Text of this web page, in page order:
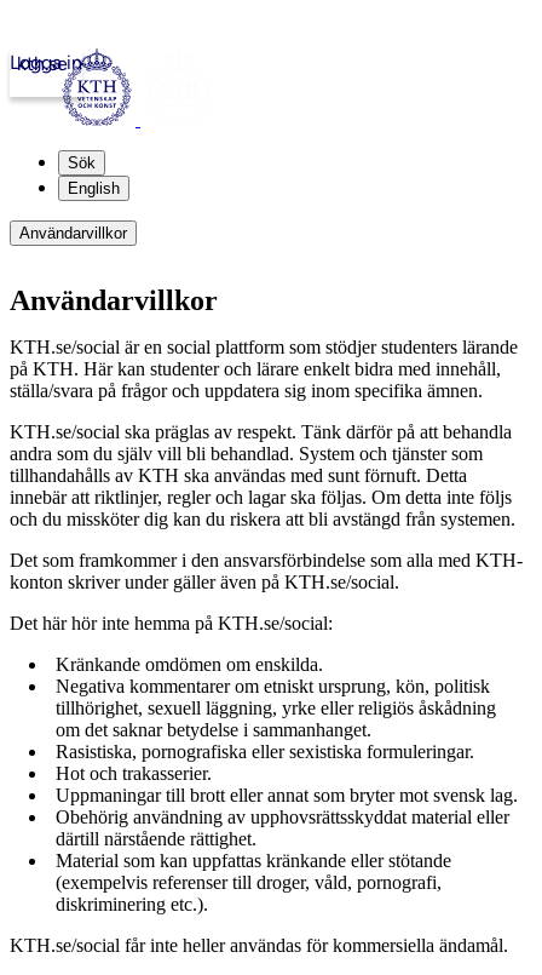
kth.se
Logga in
Sök
English
Användarvillkor
Användarvillkor
KTH.se/social är en social plattform som stödjer studenters lärande
på KTH. Här kan studenter och lärare enkelt bidra med innehåll,
ställa/svara på frågor och uppdatera sig inom specifika ämnen.
KTH.se/social ska präglas av respekt. Tänk därför på att behandla
andra som du själv vill bli behandlad. System och tjänster som
tillhandahålls av KTH ska användas med sunt förnuft. Detta
innebär att riktlinjer, regler och lagar ska följas. Om detta inte följs
och du missköter dig kan du riskera att bli avstängd från systemen.
Det som framkommer i den ansvarsförbindelse som alla med KTH-
konton skriver under gäller även på KTH.se/social.
Det här hör inte hemma på KTH.se/social:
Kränkande omdömen om enskilda.
Negativa kommentarer om etniskt ursprung, kön, politisk
tillhörighet, sexuell läggning, yrke eller religiös åskådning
om det saknar betydelse i sammanhanget.
Rasistiska, pornografiska eller sexistiska formuleringar.
Hot och trakasserier.
Uppmaningar till brott eller annat som bryter mot svensk lag.
Obehörig användning av upphovsrättsskyddat material eller
därtill närstående rättighet.
Material som kan uppfattas kränkande eller stötande
(exempelvis referenser till droger, våld, pornografi,
diskriminering etc.).
KTH.se/social får inte heller användas för kommersiella ändamål.